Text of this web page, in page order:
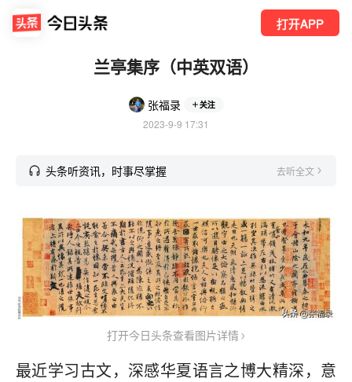
打开APP
兰亭集序（中英双语）
张福录 关注
2023-9-9 17:31
头条听资讯，时事尽掌握 去听全文
打开今日头条查看图片详情
最近学习古文，深感华夏语言之博大精深，意